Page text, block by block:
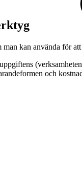
kan använda för
och